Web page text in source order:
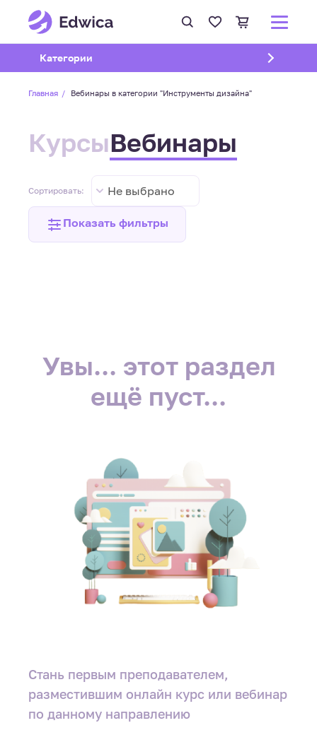
Открыть подменю
Категории
Главная Вебинары в категории "Инструменты дизайна"
КурсыВебинары
Сортировать: Не выбрано
Показать фильтры
Увы... этот раздел
ещё пуст...
Стань первым преподавателем,
разместившим онлайн курс или вебинар
по данному направлению